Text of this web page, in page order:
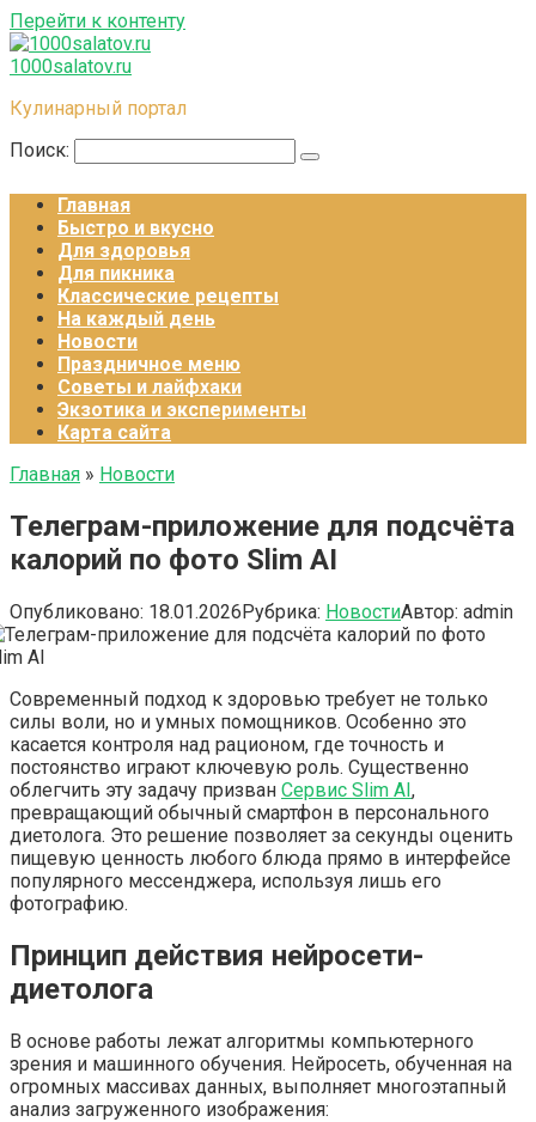
Перейти к контенту
1000salatov.ru
Кулинарный портал
Поиск:
Главная
Быстро и вкусно
Для здоровья
Для пикника
Классические рецепты
На каждый день
Новости
Праздничное меню
Советы и лайфхаки
Экзотика и эксперименты
Карта сайта
Главная » Новости
Телеграм-приложение для подсчёта
калорий по фото Slim AI
Опубликовано: 18.01.2026Рубрика: НовостиАвтор: admin
Современный подход к здоровью требует не только
силы воли, но и умных помощников. Особенно это
касается контроля над рационом, где точность и
постоянство играют ключевую роль. Существенно
облегчить эту задачу призван Сервис Slim AI,
превращающий обычный смартфон в персонального
диетолога. Это решение позволяет за секунды оценить
пищевую ценность любого блюда прямо в интерфейсе
популярного мессенджера, используя лишь его
фотографию.
Принцип действия нейросети-
диетолога
В основе работы лежат алгоритмы компьютерного
зрения и машинного обучения. Нейросеть, обученная на
огромных массивах данных, выполняет многоэтапный
анализ загруженного изображения: